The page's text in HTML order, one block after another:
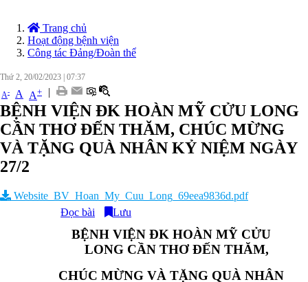
Trang chủ
Hoạt động bệnh viện
Công tác Đảng/Đoàn thể
Thứ 2, 20/02/2023 07:37
A- A A+ |
BỆNH VIỆN ĐK HOÀN MỸ CỬU LONG
CẦN THƠ ĐẾN THĂM, CHÚC MỪNG
VÀ TẶNG QUÀ NHÂN KỶ NIỆM NGÀY
27/2
Website_BV_Hoan_My_Cuu_Long_69eea9836d.pdf
Đọc bài
Lưu
BỆNH VIỆN ĐK HOÀN MỸ CỬU
LONG CẦN THƠ ĐẾN THĂM,
CHÚC MỪNG VÀ TẶNG QUÀ NHÂN